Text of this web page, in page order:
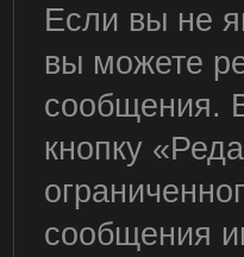
Если вы не
вы можете
сообщения.
кнопку
сообщения